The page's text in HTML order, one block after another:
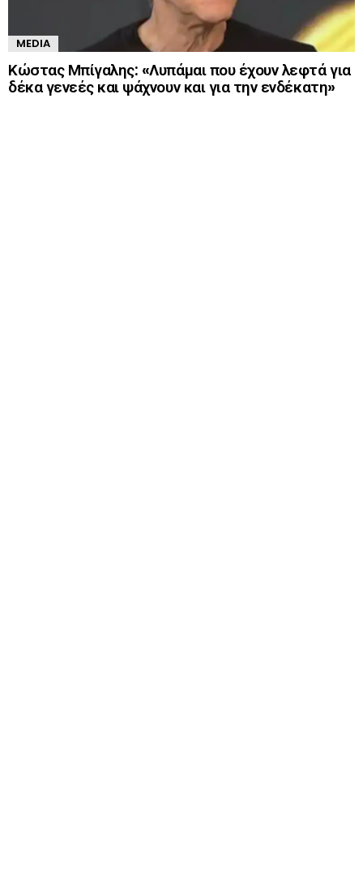
MEDIA
Κώστας Μπίγαλης: «Λυπάμαι που έχουν λεφτά για
δέκα γενεές και ψάχνουν και για την ενδέκατη»